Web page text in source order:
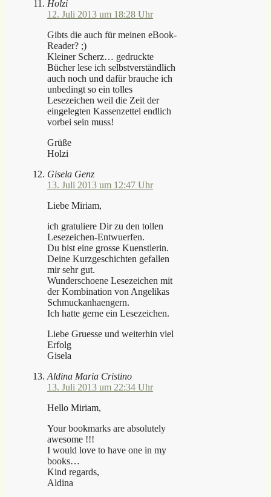
Holzi
12. Juli 2013 um 18:28 Uhr
Gibts die auch für meinen eBook-
Reader? ;)
Kleiner Scherz… gedruckte
Bücher lese ich selbstverständlich
auch noch und dafür brauche ich
unbedingt so ein tolles
Lesezeichen weil die Zeit der
eingelegten Kassenzettel endlich
vorbei sein muss!
Grüße
Holzi
Gisela Genz
13. Juli 2013 um 12:47 Uhr
Liebe Miriam,
ich gratuliere Dir zu den tollen
Lesezeichen-Entwuerfen.
Du bist eine grosse Kuenstlerin.
Deine Kurzgeschichten gefallen
mir sehr gut.
Wunderschoene Lesezeichen mit
der Kombination von Angelikas
Schmuckanhaengern.
Ich hatte gerne ein Lesezeichen.
Liebe Gruesse und weiterhin viel
Erfolg
Gisela
Aldina Maria Cristino
13. Juli 2013 um 22:34 Uhr
Hello Miriam,
Your bookmarks are absolutely
awesome !!!
I would love to have one in my
books…
Kind regards,
Aldina